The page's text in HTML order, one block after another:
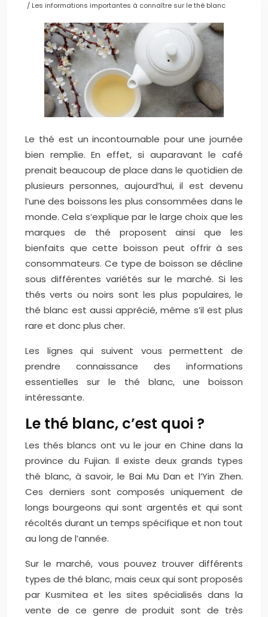
/ Les informations importantes à connaître sur le thé blanc
Le thé est un incontournable pour une journée
bien remplie. En effet, si auparavant le café
prenait beaucoup de place dans le quotidien de
plusieurs personnes, aujourd’hui, il est devenu
l’une des boissons les plus consommées dans le
monde. Cela s’explique par le large choix que les
marques de thé proposent ainsi que les
bienfaits que cette boisson peut offrir à ses
consommateurs. Ce type de boisson se décline
sous différentes variétés sur le marché. Si les
thés verts ou noirs sont les plus populaires, le
thé blanc est aussi apprécié, même s’il est plus
rare et donc plus cher.
Les lignes qui suivent vous permettent de
prendre connaissance des informations
essentielles sur le thé blanc, une boisson
intéressante.
Le thé blanc, c’est quoi ?
Les thés blancs ont vu le jour en Chine dans la
province du Fujian. Il existe deux grands types
thé blanc, à savoir, le Bai Mu Dan et l’Yin Zhen.
Ces derniers sont composés uniquement de
longs bourgeons qui sont argentés et qui sont
récoltés durant un temps spécifique et non tout
au long de l’année.
Sur le marché, vous pouvez trouver différents
types de thé blanc, mais ceux qui sont proposés
par Kusmitea et les sites spécialisés dans la
vente de ce genre de produit sont de très